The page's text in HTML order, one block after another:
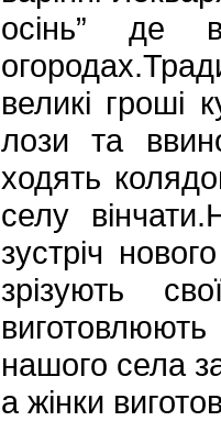
осінь” де
великі гроші
лози та
ходять
селу він
зустріч
зрізують
нашого села
а жінки